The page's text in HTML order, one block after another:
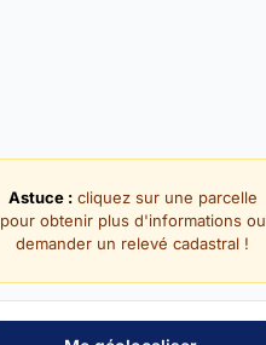
Astuce :cliquez sur une parcelle
pour obtenir plus d'informations ou
demander un relevé cadastral !